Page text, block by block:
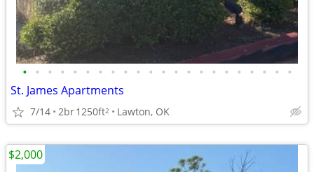
• • • • • • • • • • • • • • • • • • • • • •
St. James Apartments
7/14 2br1250ft2 Lawton, OK
$2,000